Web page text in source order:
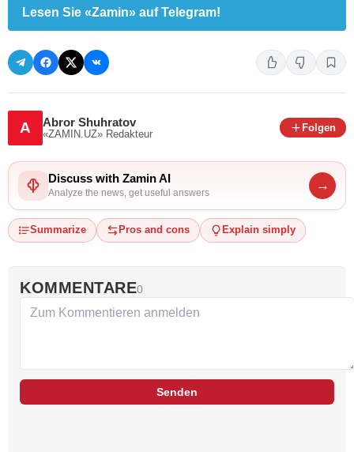
Lesen Sie «Zamin» auf Telegram!
A Abror Shuhratov
«ZAMIN.UZ» Redakteur
Folgen
Discuss with Zamin AI
Analyze the news, get useful answers
→
Summarize Pros and cons Explain simply
KOMMENTARE0
Senden